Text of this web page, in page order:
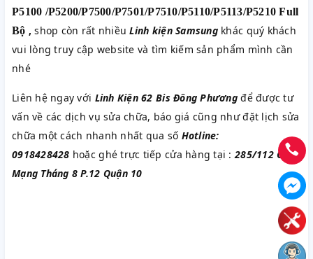
P5100 /P5200/P7500/P7501/P7510/P5110/P5113/P5210 Full
Bộ , shop còn rất nhiềuLinh kiện Samsung khác quý khách
vui lòng truy cập website và tìm kiếm sản phẩm mình cần
nhé
Liên hệ ngay với Linh Kiện 62 Bis Đông Phương để được tư
vấn về các dịch vụ sửa chữa, báo giá cũng như đặt lịch sửa
chữa một cách nhanh nhất qua số Hotline:
0918428428 hoặc ghé trực tiếp cửa hàng tại :285/112 Cách
Mạng Tháng 8 P.12 Quận 10